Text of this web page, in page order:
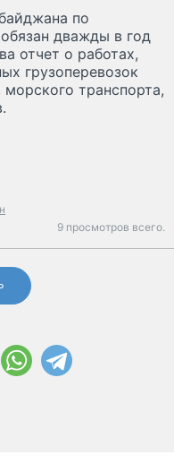
по
дважды в год
отчет о работах,
грузоперевозок
транспорта,
9 просмотров всего.